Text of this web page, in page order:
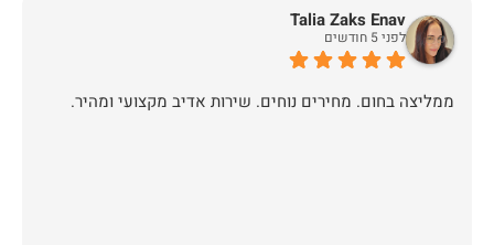
Talia Zaks Enav
לפני 5 חודשים
ממליצה בחום. מחירים נוחים. שירות אדיב מקצועי ומהיר.